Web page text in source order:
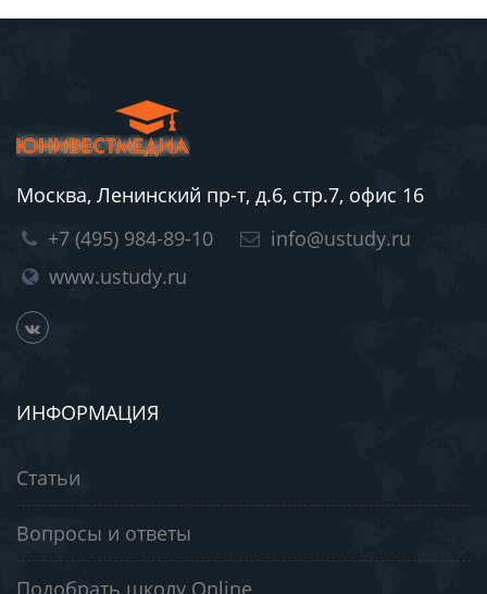
Москва, Ленинский пр-т, д.6, стр.7, офис 16
+7 (495) 984-89-10
info@ustudy.ru
www.ustudy.ru
ИНФОРМАЦИЯ
Статьи
Вопросы и ответы
Подобрать школу Online